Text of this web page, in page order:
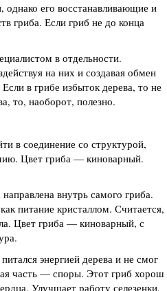
однако его восстанавливающие и
гриба. Если гриб не до конца
в отдельности.
на них и создавая обмен
в грибе избыток дерева, то не
то, наоборот, полезно.
в соединение со структурой,
Цвет гриба — киноварный.
внутрь самого гриба.
питание кристаллом. Считается,
Цвет гриба — киноварный, с
энергией дерева и не смог
часть — споры. Этот гриб хорош
Улучшает работу селезенки,